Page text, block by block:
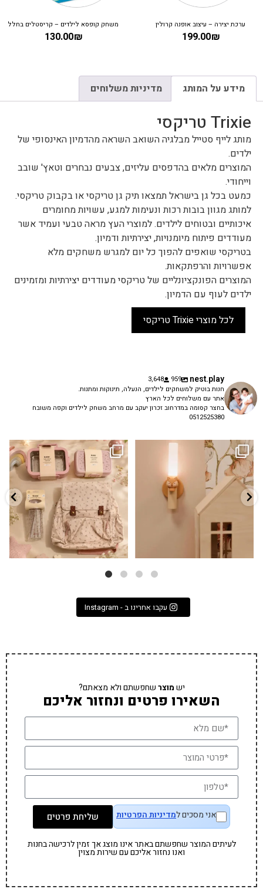
ערכת יצירה – עיצוב אופנה קרולין
199.00₪
משחק קופסא לילדים – קריסטלים בחלל
130.00₪
מידע על המותג מדיניות משלוחים
Trixie טריקסי
מותג לייף סטייל מבלגיה השואב השראה מהדמיון האינסופי של
ילדים.
המוצרים מלאים בהדפסים עליזים, צבעים נבחרים וטאץ' שובב
וייחודי.
כמעט בכל גן בישראל תמצאו תיק גן טריקסי או בקבוק טריקסי.
למותג מגוון בובות רכות ונעימות למגע, עשויות מחומרים
איכותיים ובטוחים לילדים. למוצרי העץ מראה טבעי ועמיד אשר
מעודדים פיתוח מיומנויות, יצירתיות ודמיון.
בטריקסי שואפים להפוך כל יום למגרש משחקים מלא
אפשרויות והרפתקאות.
המוצרים הפונקציונליים של טריקסי מעודדים יצירתיות ומזמינים
ילדים לעוף עם הדמיון.
לכל מוצרי Trixie טריקסי
nest.play
959
3,648
חנות בוטיק למשחקים לילדים, הנעלה, תינוקות ומתנות.
אתר עם משלוחים לכל הארץ
בחצר קסומה במדרחוב זכרון יעקב עם מרחב משחק לילדים וקפה משובח
0512525380
✨ חוזרים למסגרת בסטייל! ✨
הקולקציה החדשה...
9 4
גם פריט עיצובי לחדר, גם מנורת לילה
...
3 0
עקבו אחרינו ב - Instagram
ישמוצרשחפשתם ולא מצאתם?
השאירו פרטים ונחזור אליכם
אני מסכים למדיניות הפרטיות שליחת פרטים
לעיתים המוצר שחפשתם באתר אינו מוצג אך זמין לרכישה בחנות
ואנו נחזור אליכם עם שירות מצוין